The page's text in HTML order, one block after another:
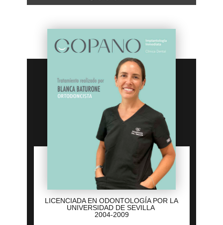
LICENCIADA EN ODONTOLOGÍA POR LA
UNIVERSIDAD DE SEVILLA
2004-2009